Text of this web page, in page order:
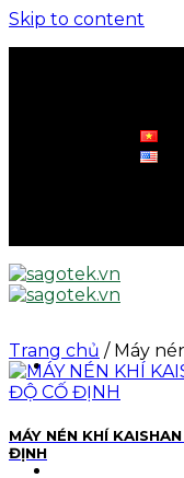
Skip to content
Trang chủ /Máy
MÁY NÉN KHÍ
ĐỊNH